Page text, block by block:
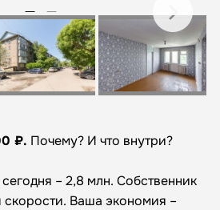
₽. Почему? И что внутри?
– 2,8 млн. Собственник
скорости. Ваша экономия –